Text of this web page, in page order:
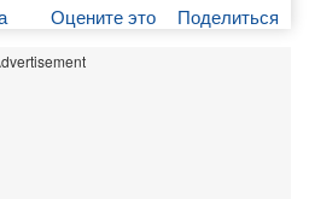
Оцените это Поделиться